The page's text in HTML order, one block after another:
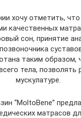
хочу отметить,
качественных
сон, принятие
таким образом,
тела, позволять
мускулатуре.
“MoltoBene”
матрасов